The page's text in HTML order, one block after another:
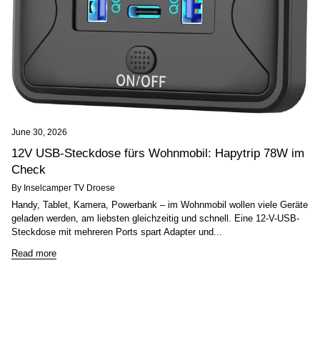
June 30, 2026
12V USB-Steckdose fürs Wohnmobil: Hapytrip 78W im
Check
By Inselcamper TV Droese
Handy, Tablet, Kamera, Powerbank – im Wohnmobil wollen viele Geräte
geladen werden, am liebsten gleichzeitig und schnell. Eine 12-V-USB-
Steckdose mit mehreren Ports spart Adapter und...
Read more